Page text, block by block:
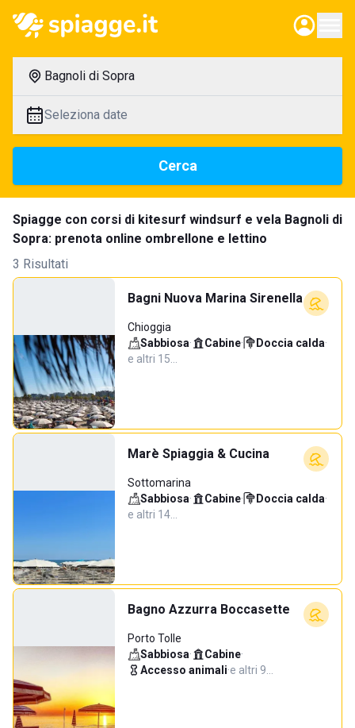
Bagnoli di Sopra
Seleziona date
Cerca
Spiagge con corsi di kitesurf windsurf e vela Bagnoli di
Sopra: prenota online ombrellone e lettino
3 Risultati
Bagni Nuova Marina Sirenella
Chioggia
Sabbiosa· Cabine· Doccia calda·
e altri 15…
Marè Spiaggia & Cucina
Sottomarina
Sabbiosa· Cabine· Doccia calda·
e altri 14…
Bagno Azzurra Boccasette
Porto Tolle
Sabbiosa· Cabine·
Accesso animali·e altri 9…